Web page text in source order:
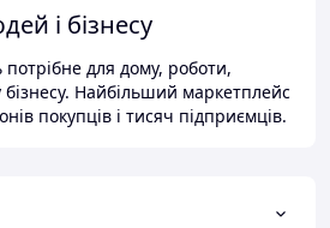
і бізнесу
для дому, роботи,
бізнесу. Найбільший маркетплейс
покупців і тисяч підприємців.